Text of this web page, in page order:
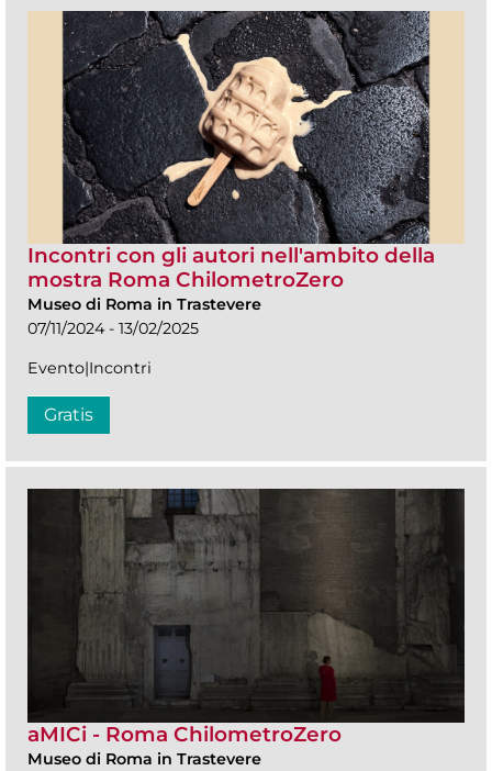
Incontri con gli autori nell'ambito della
mostra Roma ChilometroZero
Museo di Roma in Trastevere
07/11/2024 - 13/02/2025
Evento|Incontri
Gratis
aMICi - Roma ChilometroZero
Museo di Roma in Trastevere